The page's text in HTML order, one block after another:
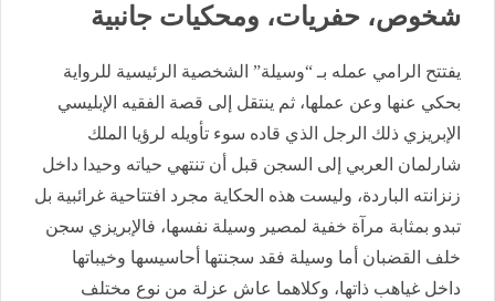
شخوص، حفريات، ومحكيات جانبية
يفتتح الرامي عمله بـ “وسيلة” الشخصية الرئيسية للرواية
بحكي عنها وعن عملها، ثم ينتقل إلى قصة الفقيه الإبليسي
الإبريزي ذلك الرجل الذي قاده سوء تأويله لرؤيا الملك
شارلمان العربي إلى السجن قبل أن تنتهي حياته وحيدا داخل
زنزانته الباردة، وليست هذه الحكاية مجرد افتتاحية غرائبية بل
تبدو بمثابة مرآة خفية لمصير وسيلة نفسها، فالإبريزي سجن
خلف القضبان أما وسيلة فقد سجنتها أحاسيسها وخيباتها
داخل غياهب ذاتها، وكلاهما عاش عزلة من نوع مختلف